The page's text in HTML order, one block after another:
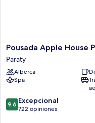
Pousada
Apple
House
Paraty
Paraty
Pousada Apple House
Paraty
Alberca
Spa
9.6
de
9.6 Excepcional
722 opiniones